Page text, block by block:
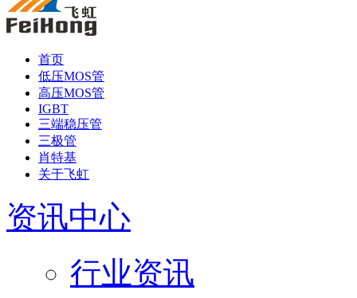
首页
低压MOS管
高压MOS管
IGBT
三端稳压管
三极管
肖特基
关于飞虹
资讯中心
行业资讯